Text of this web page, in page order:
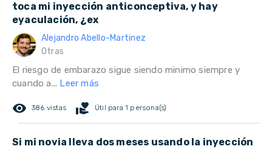
toca mi inyección anticonceptiva, y hay
eyaculación, ¿ex
Alejandro Abello-Martinez
Otras
El riesgo de embarazo sigue siendo minimo siempre y
cuando a... Leer más
remove_red_eye 386 vistas volunteer_activism Útil para 1 persona(s)
Si mi novia lleva dos meses usando la inyección